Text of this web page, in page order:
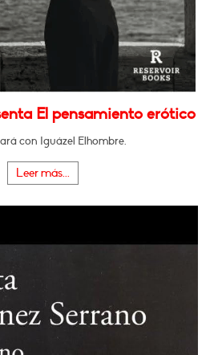
El pensamiento erótico
con Iguázel Elhombre.
Leer más...